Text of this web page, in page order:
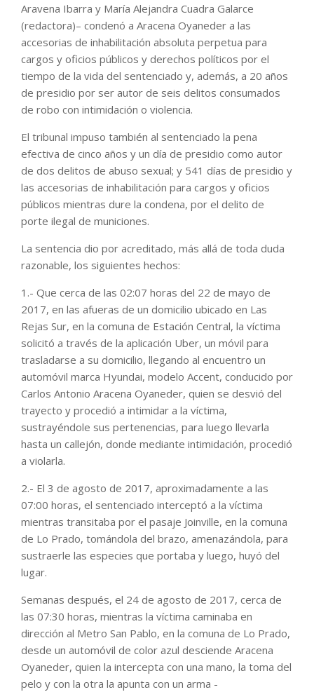
Aravena Ibarra y María Alejandra Cuadra Galarce
(redactora)– condenó a Aracena Oyaneder a las
accesorias de inhabilitación absoluta perpetua para
cargos y oficios públicos y derechos políticos por el
tiempo de la vida del sentenciado y, además, a 20 años
de presidio por ser autor de seis delitos consumados
de robo con intimidación o violencia.
El tribunal impuso también al sentenciado la pena
efectiva de cinco años y un día de presidio como autor
de dos delitos de abuso sexual; y 541 días de presidio y
las accesorias de inhabilitación para cargos y oficios
públicos mientras dure la condena, por el delito de
porte ilegal de municiones.
La sentencia dio por acreditado, más allá de toda duda
razonable, los siguientes hechos:
1.- Que cerca de las 02:07 horas del 22 de mayo de
2017, en las afueras de un domicilio ubicado en Las
Rejas Sur, en la comuna de Estación Central, la víctima
solicitó a través de la aplicación Uber, un móvil para
trasladarse a su domicilio, llegando al encuentro un
automóvil marca Hyundai, modelo Accent, conducido por
Carlos Antonio Aracena Oyaneder, quien se desvió del
trayecto y procedió a intimidar a la víctima,
sustrayéndole sus pertenencias, para luego llevarla
hasta un callejón, donde mediante intimidación, procedió
a violarla.
2.- El 3 de agosto de 2017, aproximadamente a las
07:00 horas, el sentenciado interceptó a la víctima
mientras transitaba por el pasaje Joinville, en la comuna
de Lo Prado, tomándola del brazo, amenazándola, para
sustraerle las especies que portaba y luego, huyó del
lugar.
Semanas después, el 24 de agosto de 2017, cerca de
las 07:30 horas, mientras la víctima caminaba en
dirección al Metro San Pablo, en la comuna de Lo Prado,
desde un automóvil de color azul desciende Aracena
Oyaneder, quien la intercepta con una mano, la toma del
pelo y con la otra la apunta con un arma -